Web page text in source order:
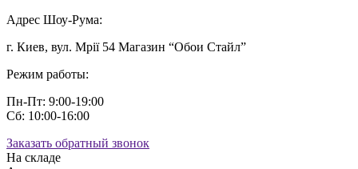
Адрес Шоу-Рума:
г. Киев, вул. Мрії 54 Магазин “Обои Стайл”
Режим работы:
Пн-Пт: 9:00-19:00
Сб: 10:00-16:00
Заказать обратный звонок
На складе